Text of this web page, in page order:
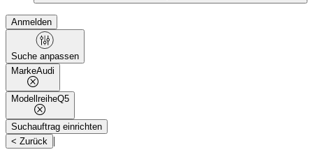
Anmelden
Suche anpassen
MarkeAudi
ModellreiheQ5
Suchauftrag einrichten
< Zurück |